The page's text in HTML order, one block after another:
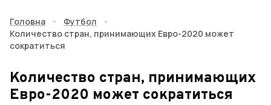
Головна • Футбол
•
Количество стран, принимающих Евро-2020 может
сократиться
Количество стран, принимающих
Евро-2020 может сократиться